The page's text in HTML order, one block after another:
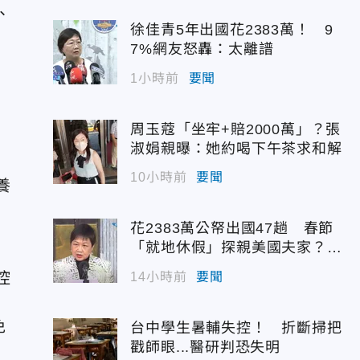
徐佳青5年出國花2383萬！ 9
7%網友怒轟：太離譜
1小時前 要聞
周玉蔻「坐牢+賠2000萬」？張
淑娟親曝：她約喝下午茶求和解
10小時前 要聞
花2383萬公帑出國47趟 春節
「就地休假」探親美國夫家？徐
佳青回應了
14小時前 要聞
台中學生暑輔失控！ 折斷掃把
戳師眼...醫研判恐失明